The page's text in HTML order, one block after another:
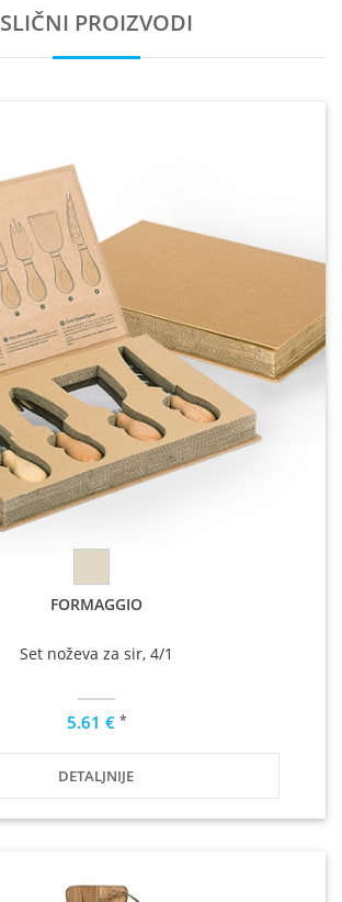
SLIČNI PROIZVODI
FORMAGGIO
Set noževa za sir, 4/1
5.61 € *
DETALJNIJE